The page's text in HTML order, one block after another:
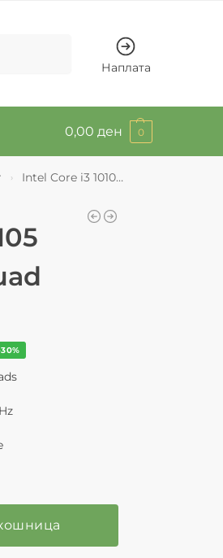
Наплата
0,00 ден 0
› Intel Core i3 10105 Comet Lake Quad 3.7GHz